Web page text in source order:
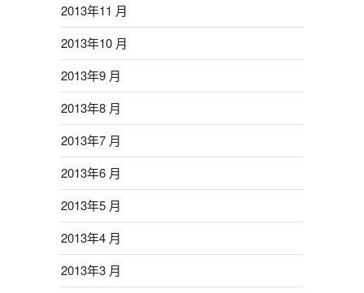
2013年11 月
2013年10 月
2013年9 月
2013年8 月
2013年7 月
2013年6 月
2013年5 月
2013年4 月
2013年3 月